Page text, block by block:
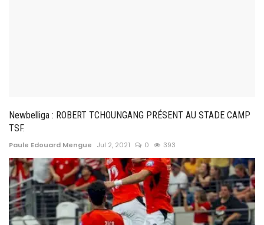
Newbelliga : ROBERT TCHOUNGANG PRÉSENT AU STADE CAMP
TSF.
Paule Edouard Mengue Jul 2, 2021 0 393